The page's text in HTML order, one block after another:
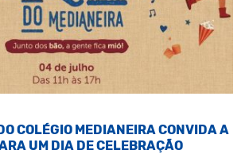
COLÉGIO MEDIANEIRA CONVIDA A
UM DIA DE CELEBRAÇÃO